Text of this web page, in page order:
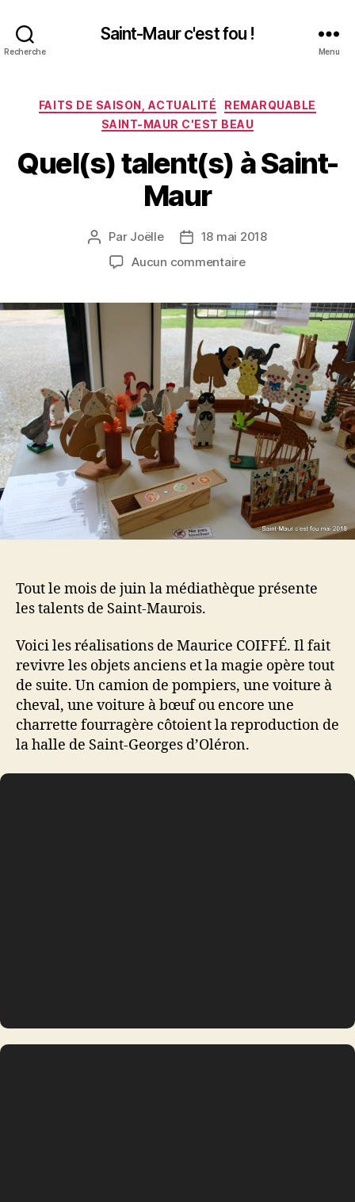
Recherche
Saint-Maur c'est fou !
Menu
Catégories
FAITS DE SAISON, ACTUALITÉ
REMARQUABLE
SAINT-MAUR C'EST BEAU
Quel(s) talent(s) à Saint-
Maur
Auteur
l’article
Par Joëlle
Date18 mai 2018
Aucun commentairesur
à
Saint-
Maur
Tout le mois de juin la médiathèque présente
les talents de Saint-Maurois.
Voici les réalisations de Maurice COIFFÉ. Il fait
revivre les objets anciens et la magie opère tout
de suite. Un camion de pompiers, une voiture à
cheval, une voiture à bœuf ou encore une
charrette fourragère côtoient la reproduction de
la halle de Saint-Georges d’Oléron.